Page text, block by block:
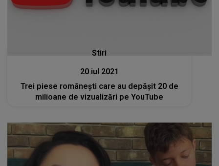
Stiri
20 iul 2021
Trei piese românești care au depășit 20 de
milioane de vizualizări pe YouTube